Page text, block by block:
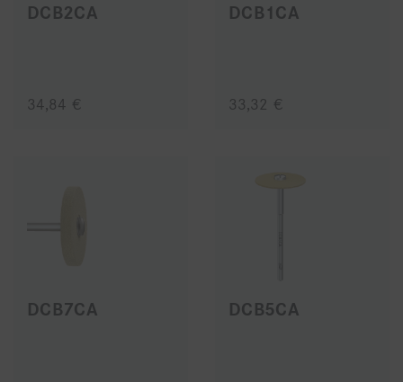
DCB2CA
34,84 €
DCB1CA
33,32 €
DCB7CA DCB5CA